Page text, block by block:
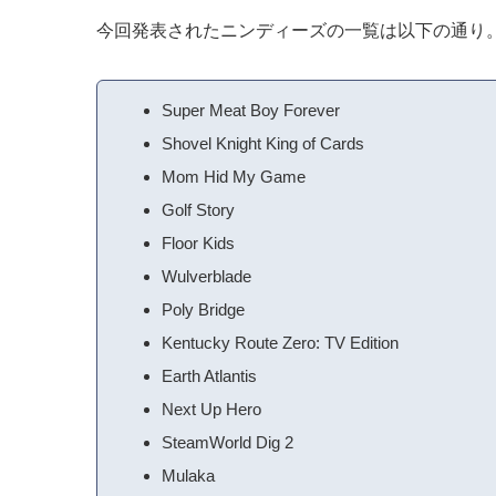
今回発表されたニンディーズの一覧は以下の通り
Super Meat Boy Forever
Shovel Knight King of Cards
Mom Hid My Game
Golf Story
Floor Kids
Wulverblade
Poly Bridge
Kentucky Route Zero: TV Edition
Earth Atlantis
Next Up Hero
SteamWorld Dig 2
Mulaka